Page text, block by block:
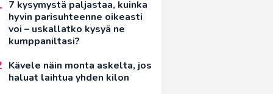
7 kysymystä paljastaa, kuinka
hyvin parisuhteenne oikeasti
voi – uskallatko kysyä ne
kumppaniltasi?
Kävele näin monta askelta, jos
haluat laihtua yhden kilon